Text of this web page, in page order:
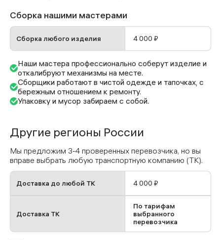
Сборка нашими мастерами
Сборка любого изделия 4 000 ₽
Наши мастера профессионально соберут изделие и
откалибруют механизмы на месте.
Сборщики работают в чистой одежде и тапочках, с
бережным отношением к ремонту.
Упаковку и мусор забираем с собой.
Другие регионы России
Мы предложим 3‑4 проверенных перевозчика, но вы
вправе выбрать любую транспортную компанию (ТК).
Доставка до любой ТК 4 000 ₽
Доставка ТК
По тарифам
выбранного
перевозчика